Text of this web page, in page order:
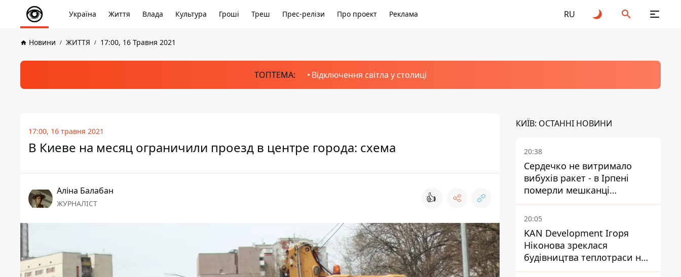
Україна Життя Влада Культура Гроші Треш Прес-релізи Про проект Реклама RU
Новини ЖИТТЯ 17:00, 16 Травня 2021
ТОПТЕМА: Відключення світла у столиці
17:00, 16 травня 2021
В Киеве на месяц ограничили проезд в центре города: схема
Аліна Балабан
ЖУРНАЛІСТ 👍
КИЇВ: ОСТАННІ НОВИНИ
20:38
Сердечко не витримало
вибухів ракет - в Ірпені
померли мешканці
притулку для собак з
інвалідністю
20:05
KAN Development Ігоря
Ніконова зреклася
будівництва теплотраси на
Теремках